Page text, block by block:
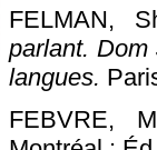
FELMAN,
parlant. Dom
langues.
FEBVRE,